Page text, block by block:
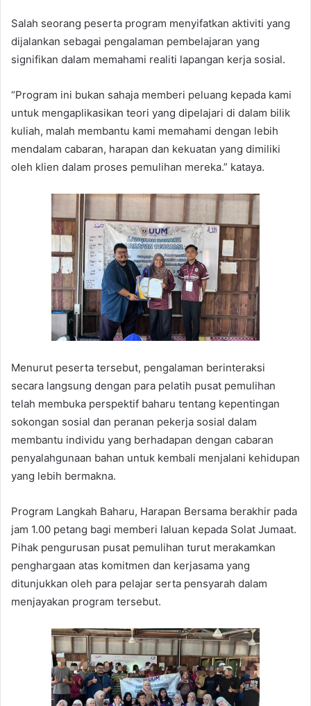
Salah seorang peserta program menyifatkan aktiviti yang
dijalankan sebagai pengalaman pembelajaran yang
signifikan dalam memahami realiti lapangan kerja sosial.
“Program ini bukan sahaja memberi peluang kepada kami
untuk mengaplikasikan teori yang dipelajari di dalam bilik
kuliah, malah membantu kami memahami dengan lebih
mendalam cabaran, harapan dan kekuatan yang dimiliki
oleh klien dalam proses pemulihan mereka.” kataya.
Menurut peserta tersebut, pengalaman berinteraksi
secara langsung dengan para pelatih pusat pemulihan
telah membuka perspektif baharu tentang kepentingan
sokongan sosial dan peranan pekerja sosial dalam
membantu individu yang berhadapan dengan cabaran
penyalahgunaan bahan untuk kembali menjalani kehidupan
yang lebih bermakna.
Program Langkah Baharu, Harapan Bersama berakhir pada
jam 1.00 petang bagi memberi laluan kepada Solat Jumaat.
Pihak pengurusan pusat pemulihan turut merakamkan
penghargaan atas komitmen dan kerjasama yang
ditunjukkan oleh para pelajar serta pensyarah dalam
menjayakan program tersebut.